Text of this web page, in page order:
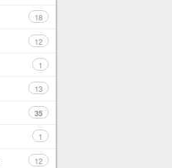
18
12
1
13
35
1
12